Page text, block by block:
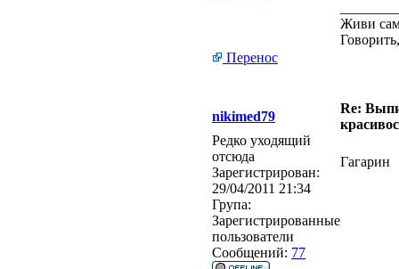
Живи
Перенос
nikimed79
Re:
Редко уходящий
отсюда
Зарегистрирован:
29/04/2011 21:34
Група:
Зарегистрированные
пользователи
Сообщений: 77
Гагарин